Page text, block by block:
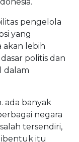
pengelola
yang
akan lebih
politis dan
dalam
ada banyak
negara
tersendiri,
itu